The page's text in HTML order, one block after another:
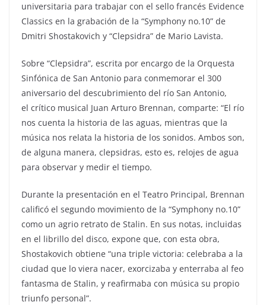
universitaria para trabajar con el sello francés Evidence
Classics en la grabación de la “Symphony no.10” de
Dmitri Shostakovich y “Clepsidra” de Mario Lavista.
Sobre “Clepsidra”, escrita por encargo de la Orquesta
Sinfónica de San Antonio para conmemorar el 300
aniversario del descubrimiento del río San Antonio,
el crítico musical Juan Arturo Brennan, comparte: “El río
nos cuenta la historia de las aguas, mientras que la
música nos relata la historia de los sonidos. Ambos son,
de alguna manera, clepsidras, esto es, relojes de agua
para observar y medir el tiempo.
Durante la presentación en el Teatro Principal, Brennan
calificó el segundo movimiento de la “Symphony no.10”
como un agrio retrato de Stalin. En sus notas, incluidas
en el librillo del disco, expone que, con esta obra,
Shostakovich obtiene “una triple victoria: celebraba a la
ciudad que lo viera nacer, exorcizaba y enterraba al feo
fantasma de Stalin, y reafirmaba con música su propio
triunfo personal”.